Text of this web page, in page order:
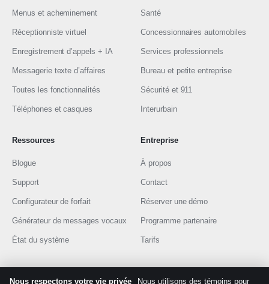
Menus et acheminement
Réceptionniste virtuel
Enregistrement d’appels + IA
Messagerie texte d’affaires
Toutes les fonctionnalités
Téléphones et casques
Santé
Concessionnaires automobiles
Services professionnels
Bureau et petite entreprise
Sécurité et 911
Interurbain
Ressources
Blogue
Support
Configurateur de forfait
Générateur de messages vocaux
État du système
Entreprise
À propos
Contact
Réserver une démo
Programme partenaire
Tarifs
Nous respectons votre vie privée Nous utilisons des témoins pour